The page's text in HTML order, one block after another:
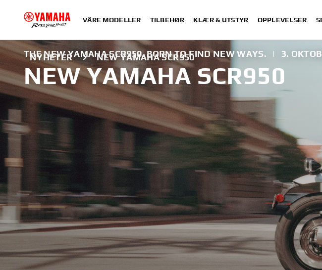
VÅRE MODELLER TILBEHØR KLÆR & UTSTYR OPPLEVELSER
NYHETER NEW YAMAHA SCR950
THE NEW YAMAHA SCR950. BORN TO FIND NEW WAYS. | 3.
NEW YAMAHA SCR950